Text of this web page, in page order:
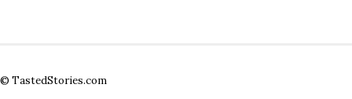
© TastedStories.com